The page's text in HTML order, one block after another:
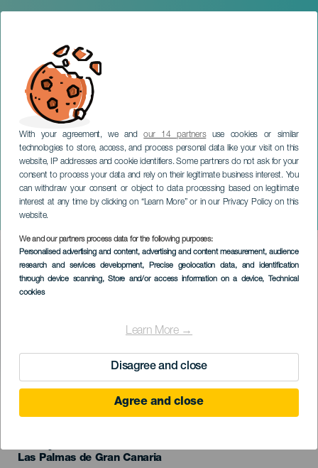
With your agreement, we andour 14 partnersuse cookies or similar
technologies to store, access, and process personal data like your visit on this
website, IP addresses and cookie identifiers. Some partners do not ask for your
consent to process your data and rely on their legitimate business interest. You
can withdraw your consent or object to data processing based on legitimate
interest at any time by clicking on “Learn More” or in our Privacy Policy on this
website.
We and our partners process data for the following purposes:
Personalised advertising and content, advertising and content measurement, audience
research and services development, Precise geolocation data, and identification
through device scanning, Store and/or access information on a device, Technical
cookies
Learn More →
Disagree and close
Agree and close
Somos Latinos
GRÃ-CANÁRIA
Imagen
Listado
EVENTO PASSADO
Localidad
Las Palmas de Gran Canaria